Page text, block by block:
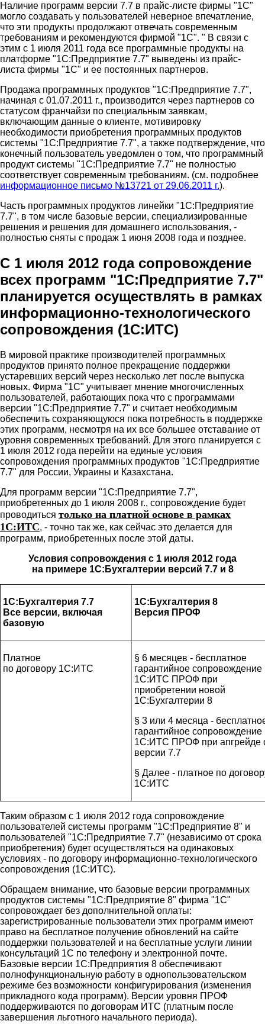
Наличие программ версии 7.7 в прайс-листе фирмы "1С"
могло создавать у пользователей неверное впечатление,
что эти продукты продолжают отвечать современным
требованиям и рекомендуются фирмой "1С". " В связи с
этим с 1 июля 2011 года все программные продукты на
платформе "1С:Предприятие 7.7" выведены из прайс-
листа фирмы "1С" и ее постоянных партнеров.
Продажа программных продуктов "1С:Предприятие 7.7",
начиная с 01.07.2011 г., производится через партнеров со
статусом франчайзи по специальным заявкам,
включающим данные о клиенте, мотивировку
необходимости приобретения программных продуктов
системы "1С:Предприятие 7.7", а также подтверждение, что
конечный пользователь уведомлен о том, что программный
продукт системы "1С:Предприятие 7.7" не полностью
соответствует современным требованиям. (см. подробнее
информационное письмо №13721 от 29.06.2011 г.).
Часть программных продуктов линейки "1С:Предприятие
7.7", в том числе базовые версии, специализированные
решения и решения для домашнего использования, -
полностью сняты с продаж 1 июня 2008 года и позднее.
С 1 июля 2012 года сопровождение
всех программ "1С:Предприятие 7.7"
планируется осуществлять в рамках
информационно-технологического
сопровождения (1С:ИТС)
В мировой практике производителей программных
продуктов принято полное прекращение поддержки
устаревших версий через несколько лет после выпуска
новых. Фирма "1С" учитывает мнение многочисленных
пользователей, работающих пока что с программами
версии "1С:Предприятие 7.7" и считает необходимым
обеспечить сохраняющуюся пока потребность в поддержке
этих программ, несмотря на их все большее отставание от
уровня современных требований. Для этого планируется с
1 июля 2012 года перейти на единые условия
сопровождения программных продуктов "1С:Предприятие
7.7" для России, Украины и Казахстана.
Для программ версии "1С:Предприятие 7.7",
приобретенных до 1 июля 2008 г., сопровождение будет
проводиться только на платной основе в рамках
1С:ИТС, - точно так же, как сейчас это делается для
программ, приобретенных после этой даты.
Условия сопровождения с 1 июля 2012 года
на примере 1С:Бухгалтерии версий 7.7 и 8
1С:Бухгалтерия 7.7
Все версии, включая
базовую
1С:Бухгалтерия 8
Версия ПРОФ
Платное
по договору 1С:ИТС
§ 6 месяцев ‑ бесплатное
гарантийное сопровождение
1С:ИТС ПРОФ при
приобретении новой
1С:Бухгалтерии 8
§ 3 или 4 месяца ‑
гарантийное сопровождение
1С:ИТС ПРОФ при апгрейде
версии 7.7
§ Далее ‑ платное по
1С:ИТС
Таким образом с 1 июля 2012 года сопровождение
пользователей системы программ "1С:Предприятие 8" и
пользователей "1С:Предприятие 7.7" (независимо от срока
приобретения) будет осуществляться на одинаковых
условиях ‑ по договору информационно-технологического
сопровождения (1С:ИТС).
Обращаем внимание, что базовые версии программных
продуктов системы "1С:Предприятие 8" фирма "1С"
сопровождает без дополнительной оплаты:
зарегистрированные пользователи этих программ имеют
право на бесплатное получение обновлений на сайте
поддержки пользователей и на бесплатные услуги линии
консультаций 1С по телефону и электронной почте.
Базовые версии 1С:Предприятия 8 обеспечивают
полнофункциональную работу в однопользовательском
режиме без возможности конфигурирования (изменения
прикладного кода программ). Версии уровня ПРОФ
поддерживаются по договорам ИТС (платным после
завершения льготного начального периода).